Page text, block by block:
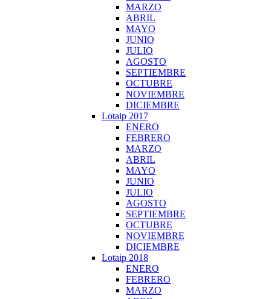
MARZO
ABRIL
MAYO
JUNIO
JULIO
AGOSTO
SEPTIEMBRE
OCTUBRE
NOVIEMBRE
DICIEMBRE
Lotaip 2017
ENERO
FEBRERO
MARZO
ABRIL
MAYO
JUNIO
JULIO
AGOSTO
SEPTIEMBRE
OCTUBRE
NOVIEMBRE
DICIEMBRE
Lotaip 2018
ENERO
FEBRERO
MARZO